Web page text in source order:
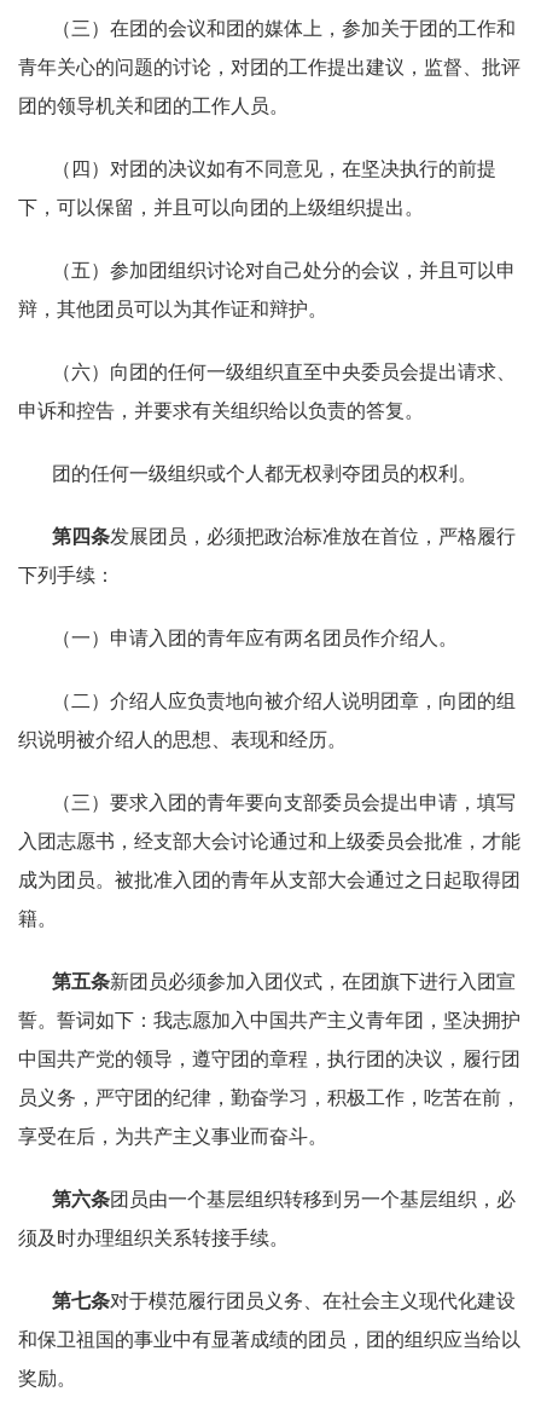
（三）在团的会议和团的媒体上，参加关于团的工作和
青年关心的问题的讨论，对团的工作提出建议，监督、批评
团的领导机关和团的工作人员。
（四）对团的决议如有不同意见，在坚决执行的前提
下，可以保留，并且可以向团的上级组织提出。
（五）参加团组织讨论对自己处分的会议，并且可以申
辩，其他团员可以为其作证和辩护。
（六）向团的任何一级组织直至中央委员会提出请求、
申诉和控告，并要求有关组织给以负责的答复。
团的任何一级组织或个人都无权剥夺团员的权利。
第四条发展团员，必须把政治标准放在首位，严格履行
下列手续：
（一）申请入团的青年应有两名团员作介绍人。
（二）介绍人应负责地向被介绍人说明团章，向团的组
织说明被介绍人的思想、表现和经历。
（三）要求入团的青年要向支部委员会提出申请，填写
入团志愿书，经支部大会讨论通过和上级委员会批准，才能
成为团员。被批准入团的青年从支部大会通过之日起取得团
籍。
第五条新团员必须参加入团仪式，在团旗下进行入团宣
誓。誓词如下：我志愿加入中国共产主义青年团，坚决拥护
中国共产党的领导，遵守团的章程，执行团的决议，履行团
员义务，严守团的纪律，勤奋学习，积极工作，吃苦在前，
享受在后，为共产主义事业而奋斗。
第六条团员由一个基层组织转移到另一个基层组织，必
须及时办理组织关系转接手续。
第七条对于模范履行团员义务、在社会主义现代化建设
和保卫祖国的事业中有显著成绩的团员，团的组织应当给以
奖励。